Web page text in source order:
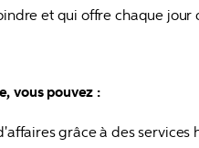
et qui offre chaque jour
vous pouvez :
grâce à des services